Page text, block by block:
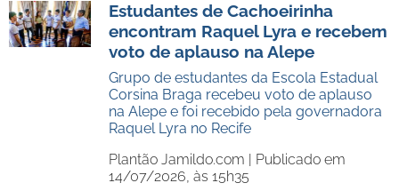
Estudantes de Cachoeirinha
encontram Raquel Lyra e recebem
voto de aplauso na Alepe
Grupo de estudantes da Escola Estadual
Corsina Braga recebeu voto de aplauso
na Alepe e foi recebido pela governadora
Raquel Lyra no Recife
Plantão Jamildo.com | Publicado em
14/07/2026, às 15h35